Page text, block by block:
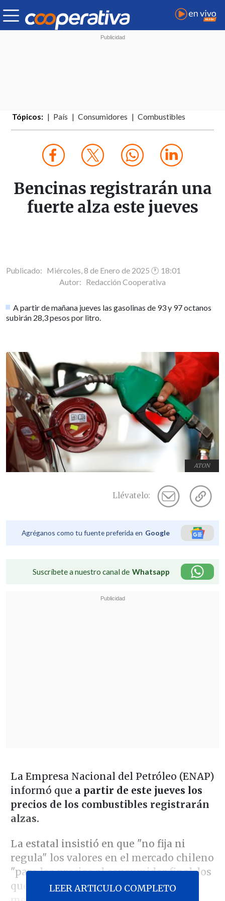
Tópicos: País Consumidores Combustibles
Bencinas registrarán una
fuerte alza este jueves
Publicado: Miércoles, 8 de Enero de 2025 🕐 18:01
Autor: Redacción Cooperativa
A partir de mañana jueves las gasolinas de 93 y 97 octanos
subirán 28,3 pesos por litro.
ATON
Llévatelo:
Agréganos como tu fuente preferida en Google
Suscríbete a nuestro canal de Whatsapp
La Empresa Nacional del Petróleo (ENAP)
informó que a partir de este jueves los
precios de los combustibles registrarán
alzas.
La estatal insistió en que "no fija ni
regula" los valores en el mercado chileno
"para los precios al consumidor final, los
que son libres dada la condición de
LEER ARTICULO COMPLETO